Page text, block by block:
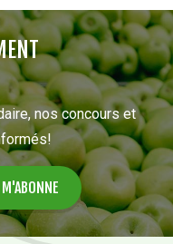
nos concours et